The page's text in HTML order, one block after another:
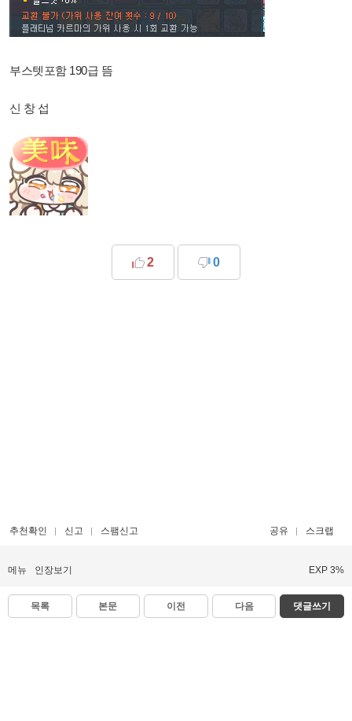
부스텟포함 190급 뜸
신 창 섭
2 0
추천확인 신고 스팸신고 공유 스크랩
메뉴 인장보기 EXP 3%
목록 본문 이전 다음 댓글쓰기